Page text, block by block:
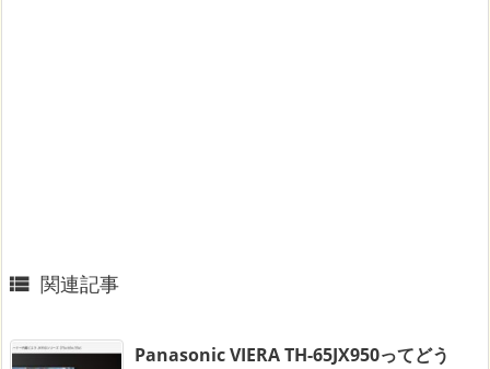
 関連記事
Panasonic VIERA TH-65JX950ってどう